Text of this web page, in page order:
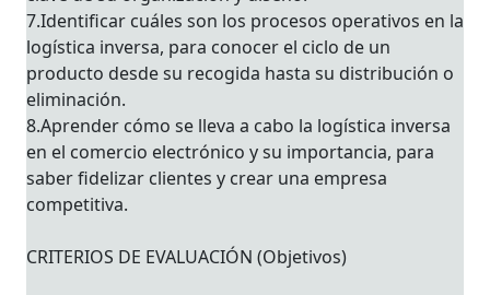
7.Identificar cuáles son los procesos operativos en la
logística inversa, para conocer el ciclo de un
producto desde su recogida hasta su distribución o
eliminación.
8.Aprender cómo se lleva a cabo la logística inversa
en el comercio electrónico y su importancia, para
saber fidelizar clientes y crear una empresa
competitiva.
CRITERIOS DE EVALUACIÓN (Objetivos)